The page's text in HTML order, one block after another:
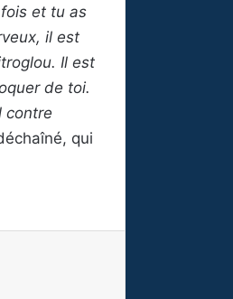
fois et tu as
il est
Il est
de toi.
contre
qui